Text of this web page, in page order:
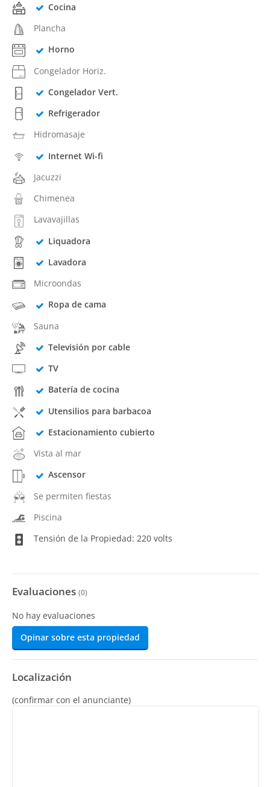
Cocina
Plancha
Horno
Congelador Horiz.
Congelador Vert.
Refrigerador
Hidromasaje
Internet Wi-fi
Jacuzzi
Chimenea
Lavavajillas
Liquadora
Lavadora
Microondas
Ropa de cama
Sauna
Televisión por cable
TV
Batería de cocina
Utensilios para barbacoa
Estacionamiento cubierto
Vista al mar
Ascensor
Se permiten fiestas
Piscina
Tensión de la Propiedad: 220 volts
Evaluaciones (0)
No hay evaluaciones
Opinar sobre esta propiedad
Localización
(confirmar con el anunciante)